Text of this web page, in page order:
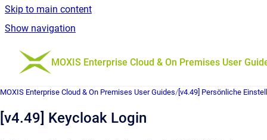
Skip to main content
Show navigation
Go to homepage
MOXIS Enterprise Cloud & On Premises User
MOXIS Enterprise Cloud & On Premises User Guides/ [v4.49] Persönliche
[v4.49] Keycloak Login